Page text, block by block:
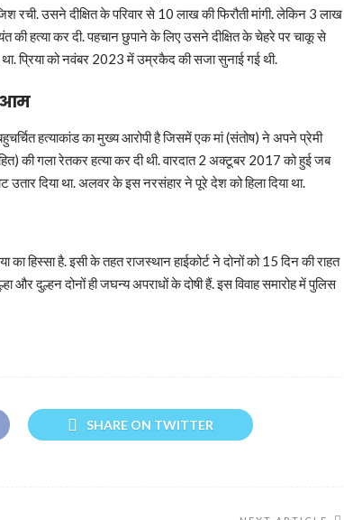
रची. उसने दीक्षित के परिवार से 10 लाख की फिरौती मांगी. लेकिन 3 लाख
हत्या कर दी. पहचान छुपाने के लिए उसने दीक्षित के चेहरे पर चाकू से
प्रिया को नवंबर 2023 में उम्रकैद की सजा सुनाई गई थी.
हत्याकांड का मुख्य आरोपी है जिसमें एक मां (संतोष) ने अपने प्रेमी
की गला रेतकर हत्या कर दी थी. वारदात 2 अक्टूबर 2017 को हुई जब
दिया था. अलवर के इस नरसंहार ने पूरे देश को हिला दिया था.
हिस्सा है. इसी के तहत राजस्थान हाईकोर्ट ने दोनों को 15 दिन की राहत
और दुल्हन दोनों ही जघन्य अपराधों के दोषी हैं. इस विवाह समारोह में पुलिस
SHARE ON TWITTER